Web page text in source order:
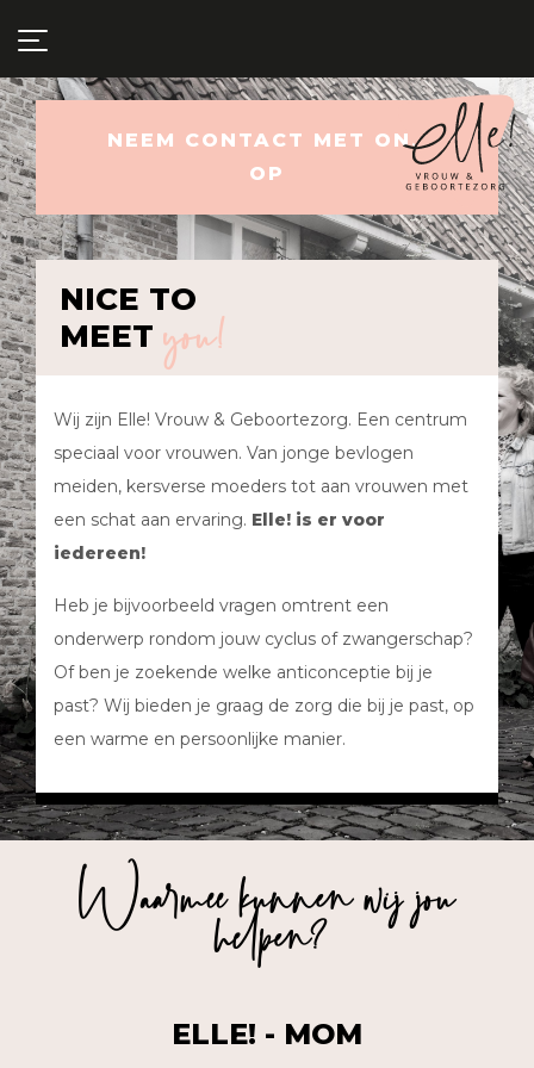
NEEM CONTACT MET ONS
OP
NICE TO
MEET you!
Wij zijn Elle! Vrouw & Geboortezorg. Een centrum
speciaal voor vrouwen. Van jonge bevlogen
meiden, kersverse moeders tot aan vrouwen met
een schat aan ervaring. Elle! is er voor
iedereen!
Heb je bijvoorbeeld vragen omtrent een
onderwerp rondom jouw cyclus of zwangerschap?
Of ben je zoekende welke anticonceptie bij je
past? Wij bieden je graag de zorg die bij je past, op
een warme en persoonlijke manier.
Waarmee kunnen wij jou
helpen?
ELLE! - MOM